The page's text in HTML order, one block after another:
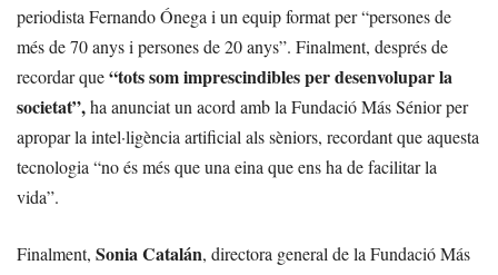
periodista Fernando Ónega i un equip format per “persones de
més de 70 anys i persones de 20 anys”. Finalment, després de
recordar que“tots som imprescindibles per desenvolupar la
societat”,ha anunciat un acord amb la Fundació Más Sénior per
apropar la intel·ligència artificial als sèniors, recordant que aquesta
tecnologia “no és més que una eina que ens ha de facilitar la
vida”.
Finalment, Sonia Catalán, directora general de la Fundació Más